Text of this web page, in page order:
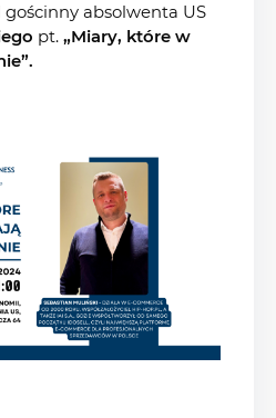
gościnny absolwenta US
pt. „Miary, które w